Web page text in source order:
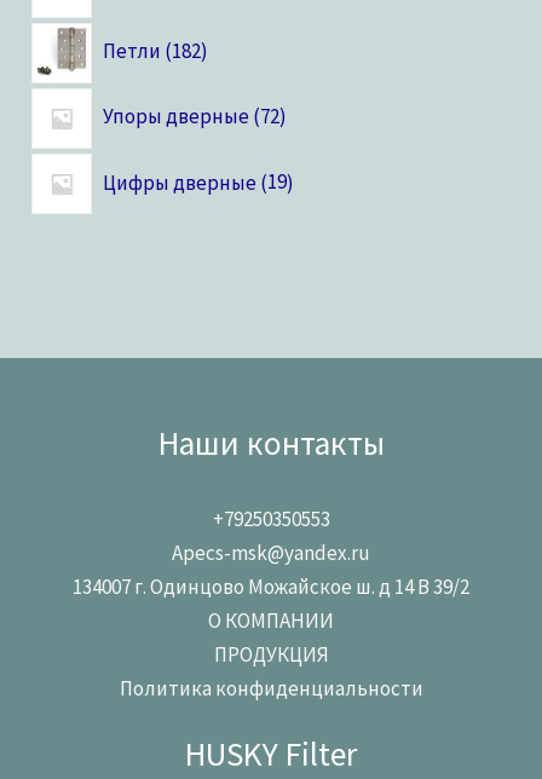
Петли 182
Упоры дверные 72
Цифры дверные 19
Наши контакты
+79250350553
Apecs-msk@yandex.ru
134007 г. Одинцово Можайское ш. д 14 В 39/2
О КОМПАНИИ
ПРОДУКЦИЯ
Политика конфиденциальности
HUSKY Filter